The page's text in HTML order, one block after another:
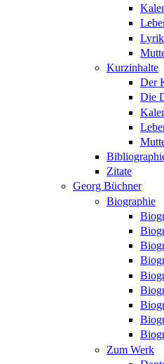
Lyrik
Kurzinhalte
Der
Die
Zitate
Georg Büchner
Biographie
Zum Werk